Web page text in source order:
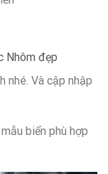
Nhôm đẹp
nhé. Và cập nhập
biển phù hợp